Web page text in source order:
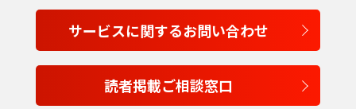
言語を選択
日本語
サービスに関するお問い合わせ
読者掲載ご相談窓口